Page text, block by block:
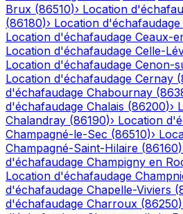
Brux (86510)› Location
(86180)› Location d'échafaudage
Location d'échafaudage Ceaux-
Location d'échafaudage Celle-
Location d'échafaudage Cenon-
Location d'échafaudage Cernay (
d'échafaudage Chabournay (
d'échafaudage Chalais (86200)›
Chalandray (86190)› Location
Champagné-le-Sec (86510)›
Champagné-Saint-Hilaire (86160)
d'échafaudage Champigny en
Location d'échafaudage
d'échafaudage Chapelle-Viviers (
d'échafaudage Charroux (86250)